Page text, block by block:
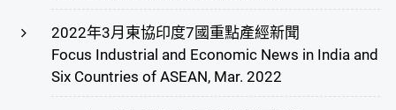
2022年3月東協印度7國重點產經新聞
Focus Industrial and Economic News in India and
Six Countries of ASEAN, Mar. 2022